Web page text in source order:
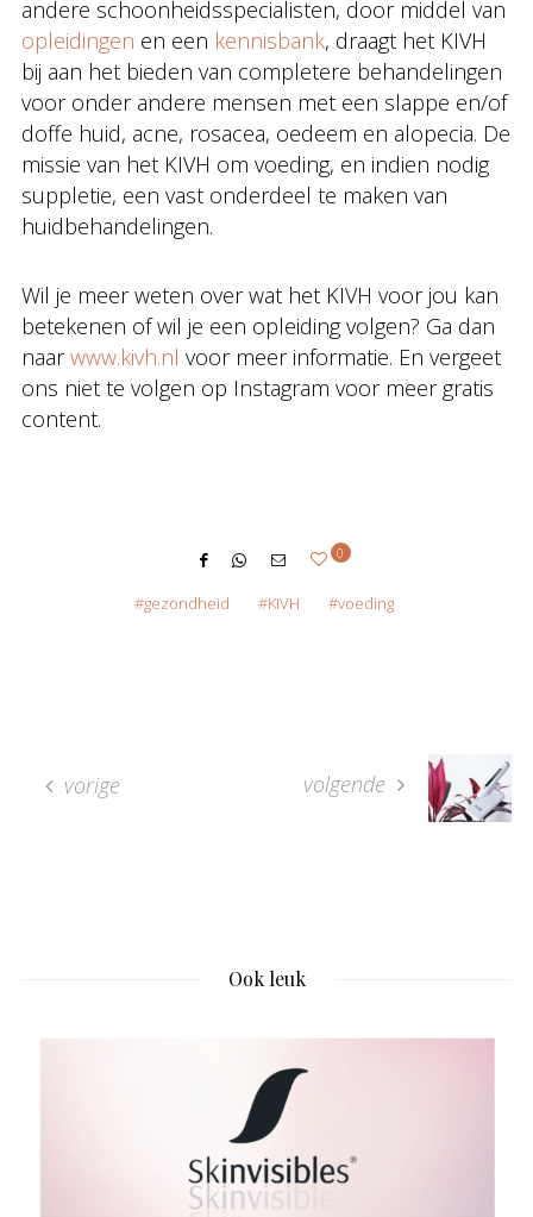
andere schoonheidsspecialisten, door middel van
opleidingen en een kennisbank, draagt het KIVH
bij aan het bieden van completere behandelingen
voor onder andere mensen met een slappe en/of
doffe huid, acne, rosacea, oedeem en alopecia. De
missie van het KIVH om voeding, en indien nodig
suppletie, een vast onderdeel te maken van
huidbehandelingen.
Wil je meer weten over wat het KIVH voor jou kan
betekenen of wil je een opleiding volgen? Ga dan
naarwww.kivh.nl voor meer informatie. En vergeet
ons niet te volgen op Instagram voor meer gratis
content.
0
gezondheid KIVH voeding
vorige volgende
Ook leuk